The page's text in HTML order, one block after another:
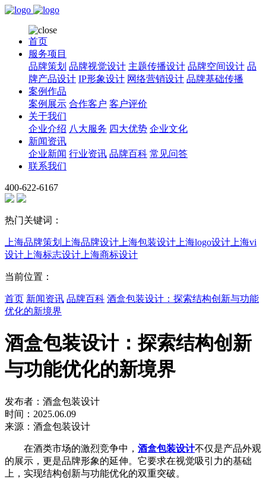
首页
服务项目
品牌策划 品牌视觉设计 主题传播设计 品牌空间设计 品
牌产品设计 IP形象设计 网络营销设计 品牌基础传播
案例作品
案例展示 合作客户 客户评价
关于我们
企业介绍 八大服务 四大优势 企业文化
新闻资讯
企业新闻 行业资讯 品牌百科 常见问答
联系我们
400-622-6167
热门关键词：
上海品牌策划 上海品牌设计 上海包装设计 上海logo设计 上海vi
设计 上海标志设计 上海商标设计
当前位置：
首页 新闻资讯 品牌百科 酒盒包装设计：探索结构创新与功能
优化的新境界
酒盒包装设计：探索结构创新
与功能优化的新境界
发布者：酒盒包装设计
时间：2025.06.09
来源：酒盒包装设计
在酒类市场的激烈竞争中， 酒盒包装设计不仅是产品外观
的展示，更是品牌形象的延伸。它要求在视觉吸引力的基础
上，实现结构创新与功能优化的双重突破。